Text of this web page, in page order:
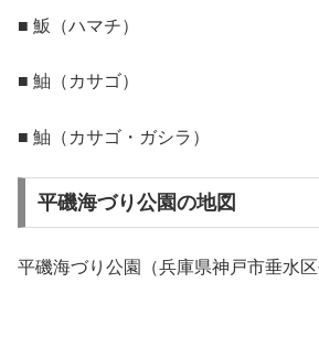
■ 魬（ハマチ）
■ 鮋（カサゴ）
■ 鮋（カサゴ・ガシラ）
平磯海づり公園の地図
平磯海づり公園（兵庫県神戸市垂水区